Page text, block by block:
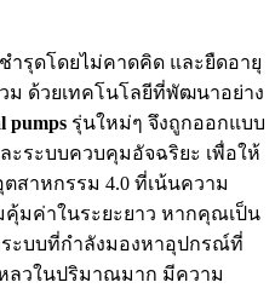
ำรุดโดยไม่คาดคิด และยืดอายุ
ม ด้วยเทคโนโลยีที่พัฒนาอย่าง
pumps รุ่นใหม่ๆ จึงถูกออกแบบ
ะระบบควบคุมอัจฉริยะ เพื่อให้
สาหกรรม 4.0 ที่เน้นความ
คุ้มค่าในระยะยาว หากคุณเป็น
ระบบที่กำลังมองหาอุปกรณ์ที่
หลวในปริมาณมาก มีความ